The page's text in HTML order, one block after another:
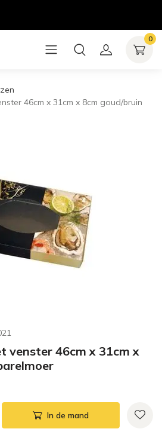
0
46cm x 31cm x 8cm goud/bruin
venster 46cm x 31cm x
In de mand